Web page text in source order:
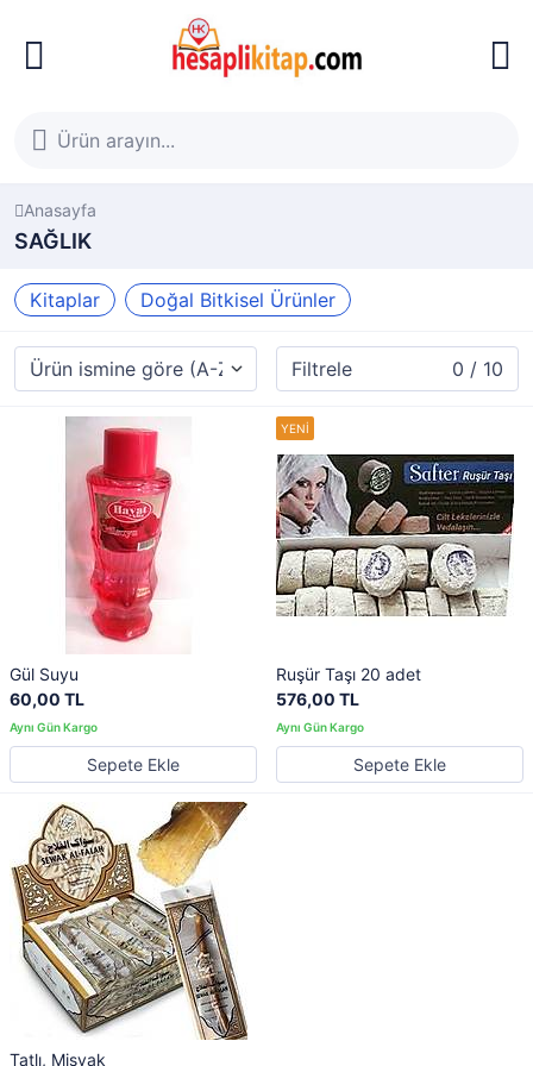
Anasayfa
SAĞLIK
Kitaplar Doğal Bitkisel Ürünler
Filtrele 0 / 10
Gül Suyu
60,00 TL
Sepete Ekle
Ruşür Taşı 20 adet
576,00 TL
Sepete Ekle
Tatlı, Misvak